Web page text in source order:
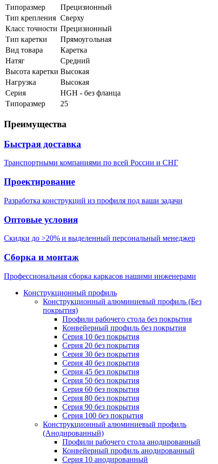
Типоразмер
Прецизионный
Тип крепления Сверху
Класс точности Прецизионный
Тип каретки
Прямоугольная
Вид товара
Каретка
Натяг
Средний
Высота каретки Высокая
Нагрузка
Высокая
Серия
HGH - без фланца
Типоразмер
25
Преимущества
Быстрая доставка
Транспортными компаниями по всей России и СНГ
Проектирование
Разработка конструкций из профиля под ваши задачи
Оптовые условия
Скидки до >20% и выделенный персональный менеджер
Сборка и монтаж
Профессиональная сборка каркасов нашими инженерами
Конструкционный профиль
Конструкционный алюминиевый профиль (Без
покрытия)
Профили рабочего стола без покрытия
Конвейерный профиль без покрытия
Серия 10 без покрытия
Серия 20 без покрытия
Серия 30 без покрытия
Серия 40 без покрытия
Серия 45 без покрытия
Серия 50 без покрытия
Серия 60 без покрытия
Серия 80 без покрытия
Серия 90 без покрытия
Серия 100 без покрытия
Конструкционный алюминиевый профиль
(Анодированный)
Профили рабочего стола анодированный
Конвейерный профиль анодированный
Серия 10 анодированный